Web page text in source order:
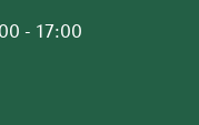
- 17:00